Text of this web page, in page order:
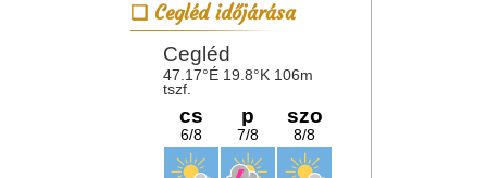
Cegléd időjárása